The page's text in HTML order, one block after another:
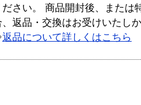
ださい。 商品開封後、または
、返品・交換はお受けいたし
返品について詳しくはこちら